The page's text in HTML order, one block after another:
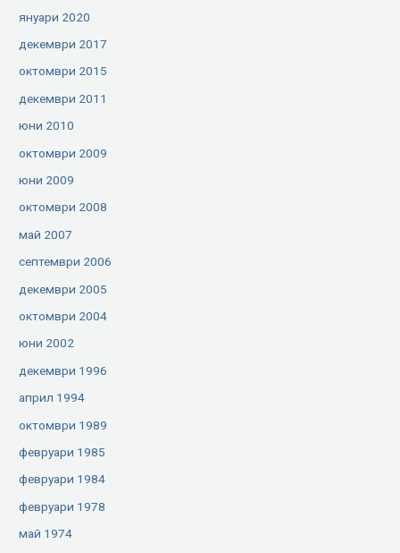
януари 2020
декември 2017
октомври 2015
декември 2011
юни 2010
октомври 2009
юни 2009
октомври 2008
май 2007
септември 2006
декември 2005
октомври 2004
юни 2002
декември 1996
април 1994
октомври 1989
февруари 1985
февруари 1984
февруари 1978
май 1974